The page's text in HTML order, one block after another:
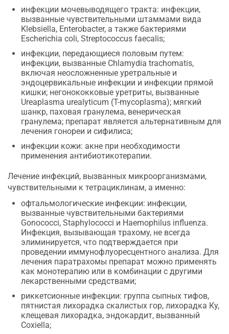
инфекции мочевыводящего тракта: инфекции,
вызванные чувствительными штаммами вида
Klebsiella, Enterobacter, а также бактериями
Escherichia coli, Streptococcus faecalis;
инфекции, передающиеся половым путем:
инфекции, вызванные Chlamydia trachomatis,
включая неосложненные уретральные и
эндоцервикальные инфекции и инфекции прямой
кишки; негонококковые уретриты, вызванные
Ureaplasma urealyticum (T-mycoplasma); мягкий
шанкр, паховая гранулема, венерическая
гранулема; препарат является альтернативным для
лечения гонореи и сифилиса;
инфекции кожи: акне при необходимости
применения антибиотикотерапии.
Лечение инфекций, вызванных микроорганизмами,
чувствительными к тетрациклинам, а именно:
офтальмологические инфекции: инфекции,
вызванные чувствительными бактериями
Gonococci, Staphylococci и Haemophilus influenza.
Инфекция, вызывающая трахому, не всегда
элиминируется, что подтверждается при
проведении иммунофлуоресцентного анализа. Для
лечения паратрахомы препарат можно применять
как монотерапию или в комбинации с другими
лекарственными средствами;
риккетсионные инфекции: группа сыпных тифов,
пятнистая лихорадка скалистых гор, лихорадка Ку,
клещевая лихорадка, эндокардит, вызванный
Coxiella;